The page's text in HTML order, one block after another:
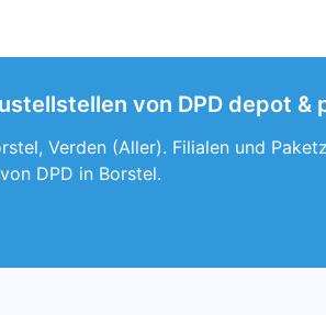
von DPD depot
Verden (Aller). Filialen und
DPD in Borstel.